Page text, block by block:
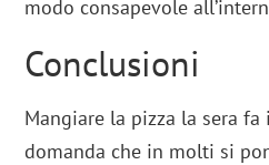
modo consapevole
Conclusioni
Mangiare la pizza la sera fa
domanda che in molti si